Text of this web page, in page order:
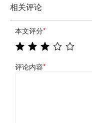
相关评论
本文评分*
评论内容*